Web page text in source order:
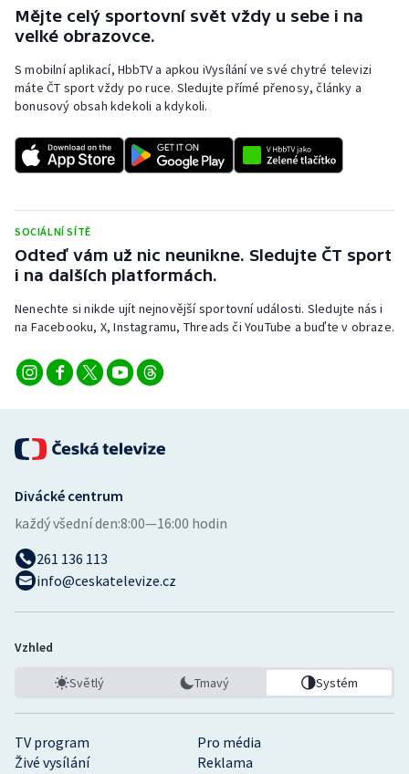
Mějte celý sportovní svět vždy u sebe i na
velké obrazovce.
S mobilní aplikací, HbbTV a apkou iVysílání ve své chytré televizi
máte ČT sport vždy po ruce. Sledujte přímé přenosy, články a
bonusový obsah kdekoli a kdykoli.
SOCIÁLNÍ SÍTĚ
Odteď vám už nic neunikne. Sledujte ČT sport
i na dalších platformách.
Nenechte si nikde ujít nejnovější sportovní události. Sledujte nás i
na Facebooku, X, Instagramu, Threads či YouTube a buďte v obraze.
TV program
Pro média
Živé vysílání
Reklama
Divácké centrum
každý všední den:8:00—16:00 hodin
261 136 113
info@ceskatelevize.cz
Vzhled
Světlý Tmavý Systém